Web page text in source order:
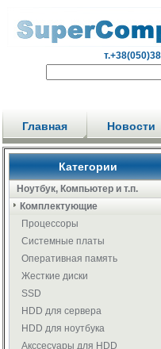
Главная Новости
Категории
Ноутбук, Компьютер и т.п.
Комплектующие
Процессоры
Системные платы
Оперативная память
Жесткие диски
SSD
HDD для сервера
HDD для ноутбука
Акссесуары для HDD